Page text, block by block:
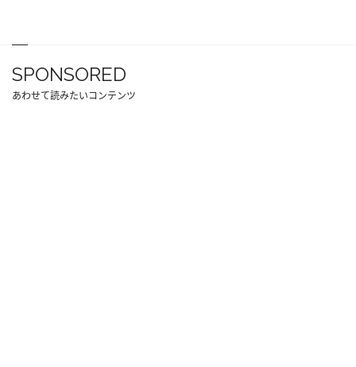
SPONSORED
あわせて読みたいコンテンツ